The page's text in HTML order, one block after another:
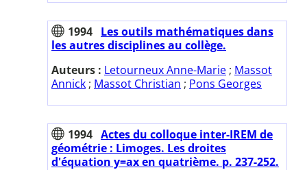
1994 Les outils mathématiques dans
les autres disciplines au collège.
Auteurs : Letourneux Anne-Marie ; Massot
Annick ; Massot Christian ; Pons Georges
1994 Actes du colloque inter-IREM de
géométrie : Limoges. Les droites
d'équation y=ax en quatrième. p. 237-252.